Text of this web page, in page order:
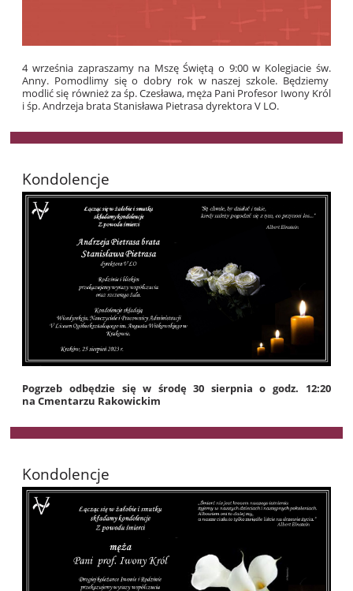
4 września zapraszamy na Mszę Świętą o 9:00 w Kolegiacie św.
Anny. Pomodlimy się o dobry rok w naszej szkole. Będziemy
modlić się również za śp. Czesława, męża Pani Profesor Iwony Król
i śp. Andrzeja brata Stanisława Pietrasa dyrektora V LO.
Kondolencje
Pogrzeb odbędzie się w środę 30 sierpnia o godz. 12:20
na Cmentarzu Rakowickim
Kondolencje